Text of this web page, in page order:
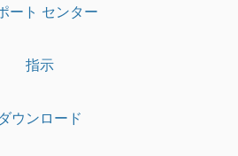
ート センター
指示
ダウンロード